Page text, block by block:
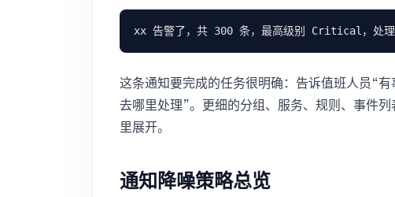
这条通知要完成的任务很明确：告诉值班人员“
去哪里处理”。更细的分组、服务、规则、事件
里展开。
通知降噪策略总览